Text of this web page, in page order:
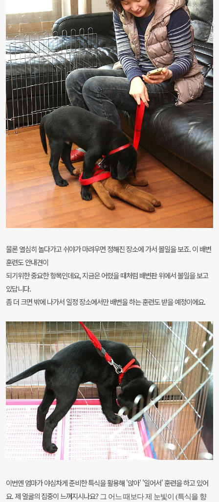
물론 열심히 놀다가고 쉬야가 마려우면 정해진 장소에 가서 볼일을 보죠. 이 배변
훈련도 안내견이
되기위한 중요한 항목인데요, 지금은 어렸을 때처럼 배변판 위에서 볼일을 보고
있답니다.
좀 더 크면 밖에 나가서 일정 장소에서만 배변을 하는 훈련도 받을 예정이에요.
이번엔 엄마가 야심차게 준비한 특식을 활용해 '앉아' '일어서' 훈련을 하고 있어
요. 제 얼굴의 집중이 느껴지시나요? 그 어느 때보다 제 눈빛이 (특식을 향